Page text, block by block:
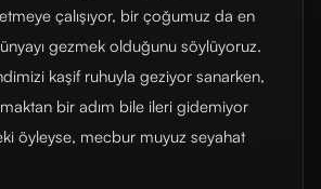
çalışıyor, bir çoğumuz da en
gezmek olduğunu söylüyoruz.
kaşif ruhuyla geziyor sanarken,
bir adım bile ileri gidemiyor
öyleyse, mecbur muyuz seyahat